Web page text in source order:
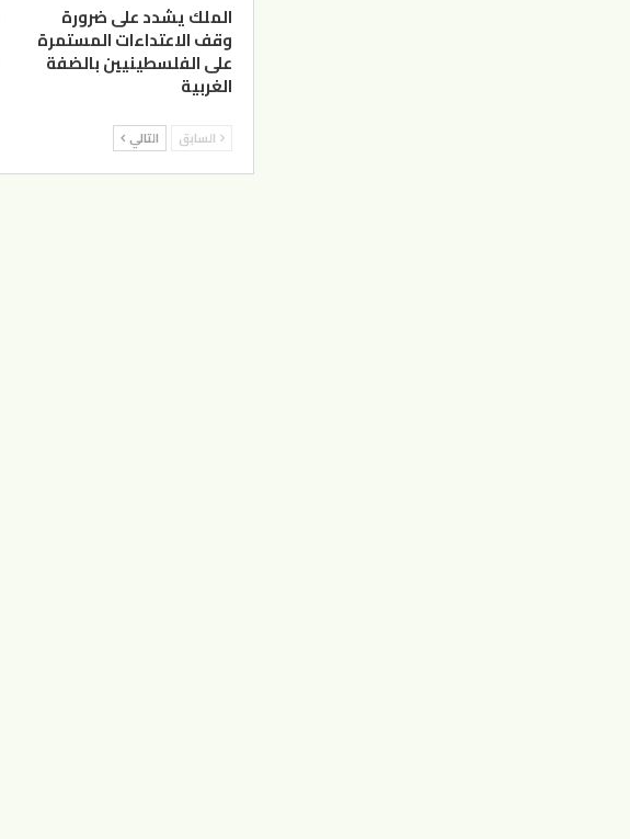
الملك يشدد على ضرورة
وقف الاعتداءات المستمرة
على الفلسطينيين بالضفة
الغربية
السابق التالي